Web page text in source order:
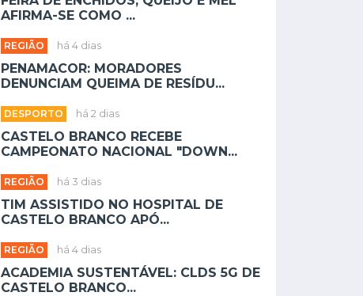
AFIRMA-SE COMO ...
REGIÃO há 4 dias
PENAMACOR: MORADORES
DENUNCIAM QUEIMA DE RESÍDU...
DESPORTO há 2 dias
CASTELO BRANCO RECEBE
CAMPEONATO NACIONAL "DOWN...
REGIÃO há 3 dias
TIM ASSISTIDO NO HOSPITAL DE
CASTELO BRANCO APÓ...
REGIÃO há 4 dias
ACADEMIA SUSTENTÁVEL: CLDS 5G DE
CASTELO BRANCO...